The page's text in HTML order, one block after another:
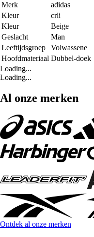
Merk
adidas
Kleur
crli
Kleur
Beige
Geslacht
Man
Leeftijdsgroep
Volwassene
Hoofdmateriaal Dubbel-doek
Loading...
Loading...
Al onze merken
Ontdek al onze merken